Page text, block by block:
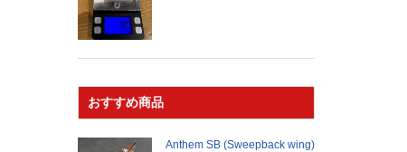
おすすめ商品
Anthem SB (Sweepback wing)